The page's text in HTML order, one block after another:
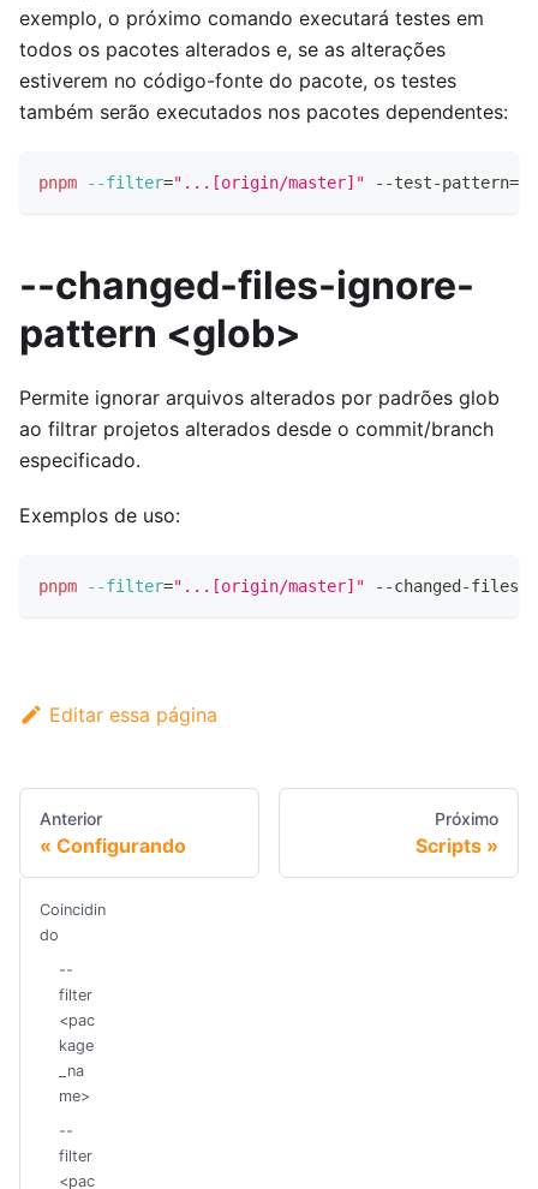
exemplo, o próximo comando executará testes em
todos os pacotes alterados e, se as alterações
estiverem no código-fonte do pacote, os testes
também serão executados nos pacotes dependentes:
pnpm --filter="...[origin/master]" --test-pattern=
--changed-files-ignore-
pattern <glob>
Permite ignorar arquivos alterados por padrões glob
ao filtrar projetos alterados desde o commit/branch
especificado.
Exemplos de uso:
pnpm --filter="...[origin/master]" --changed-files-
Editar essa página
Anterior
Configurando
Próximo
Scripts
Coincidin
do
--
filter
<pac
kage
_na
me>
--
filter
<pac